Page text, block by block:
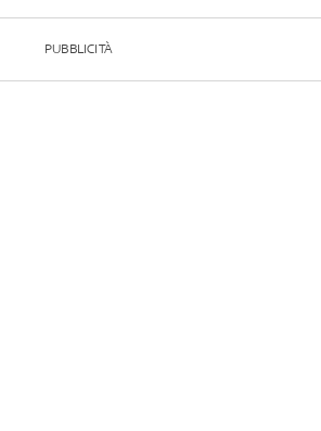
PUBBLICITÀ